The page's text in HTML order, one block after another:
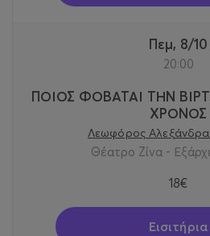
Πεμ, 8/10
20:00
ΠΟΙΟΣ ΦΟΒΑΤΑΙ ΤΗΝ
ΧΡΟΝΟΣ
Λεωφόρος
Θέατρο Ζίνα -
18€
Εισιτήρια